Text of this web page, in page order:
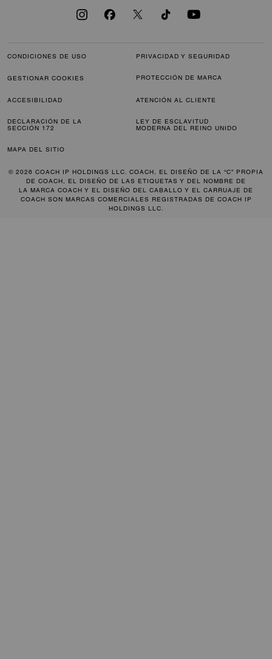
CONDICIONES DE USO PRIVACIDAD Y SEGURIDAD
GESTIONAR COOKIES PROTECCIÓN DE MARCA
ACCESIBILIDAD ATENCIÓN AL CLIENTE
DECLARACIÓN DE LA
SECCIÓN 172
LEY DE ESCLAVITUD
MODERNA DEL REINO UNIDO
MAPA DEL SITIO
© 2026 COACH IP HOLDINGS LLC. COACH, EL DISEÑO DE LA “C” PROPIA
DE COACH, EL DISEÑO DE LAS ETIQUETAS Y DEL NOMBRE DE
LA MARCA COACH Y EL DISEÑO DEL CABALLO Y EL CARRUAJE DE
COACH SON MARCAS COMERCIALES REGISTRADAS DE COACH IP
HOLDINGS LLC.